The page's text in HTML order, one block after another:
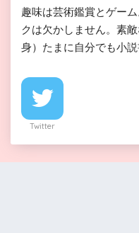
趣味は芸術鑑賞とゲー
クは欠かしません。素
身）たまに自分でも小説
Twitter